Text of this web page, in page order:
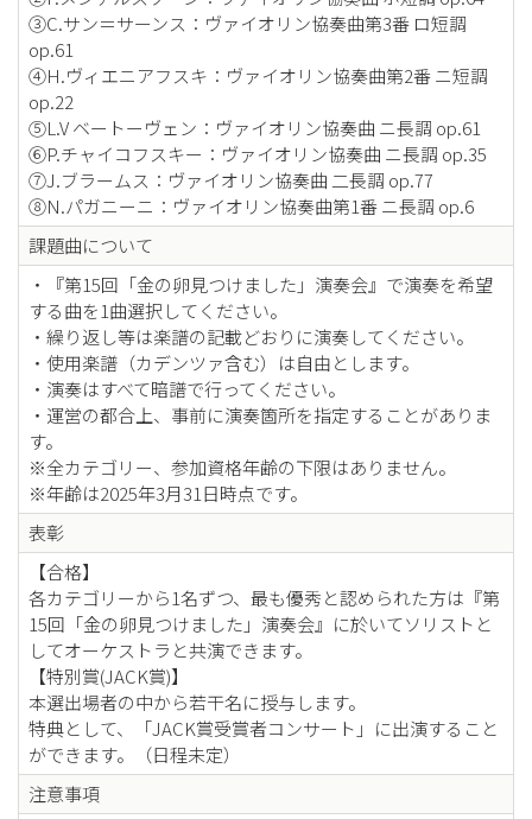
③C.サン＝サーンス：ヴァイオリン協奏曲第3番 ロ短調
op.61
④H.ヴィエニアフスキ：ヴァイオリン協奏曲第2番 ニ短調
op.22
⑤L.V ベートーヴェン：ヴァイオリン協奏曲 ニ長調 op.61
⑥P.チャイコフスキー：ヴァイオリン協奏曲 ニ長調 op.35
⑦J.ブラームス：ヴァイオリン協奏曲 二長調 op.77
⑧N.パガニーニ：ヴァイオリン協奏曲第1番 ニ長調 op.6
課題曲について
・『第15回「金の卵見つけました」演奏会』で演奏を希望
する曲を1曲選択してください。
・繰り返し等は楽譜の記載どおりに演奏してください。
・使用楽譜（カデンツァ含む）は自由とします。
・演奏はすべて暗譜で行ってください。
・運営の都合上、事前に演奏箇所を指定することがありま
す。
※全カテゴリー、参加資格年齢の下限はありません。
※年齢は2025年3月31日時点です。
表彰
【合格】
各カテゴリーから1名ずつ、最も優秀と認められた方は『第
15回「金の卵見つけました」演奏会』に於いてソリストと
してオーケストラと共演できます。
【特別賞(JACK賞)】
本選出場者の中から若干名に授与します。
特典として、「JACK賞受賞者コンサート」に出演すること
ができます。（日程未定）
注意事項